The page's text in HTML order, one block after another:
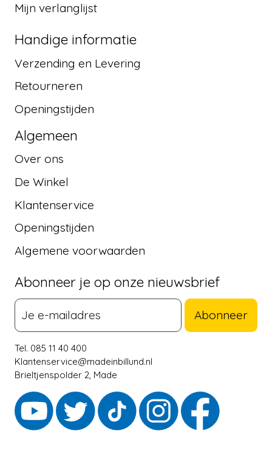
Mijn verlanglijst
Handige informatie
Verzending en Levering
Retourneren
Openingstijden
Algemeen
Over ons
De Winkel
Klantenservice
Openingstijden
Algemene voorwaarden
Abonneer je op onze nieuwsbrief
Abonneer
Tel. 085 11 40 400
Klantenservice@madeinbillund.nl
Brieltjenspolder 2, Made